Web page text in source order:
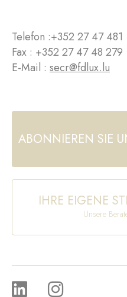
Telefon :+352 27 47 481
Fax : +352 27 47 48 279
E-Mail : secr@fdlux.lu
ABONNIEREN SIE
IHRE EIGENE
Unsere